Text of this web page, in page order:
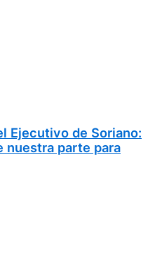
Ejecutivo de Soriano:
nuestra parte para